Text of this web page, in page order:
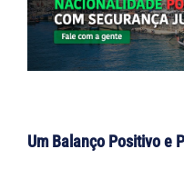
Um Balanço Positivo e